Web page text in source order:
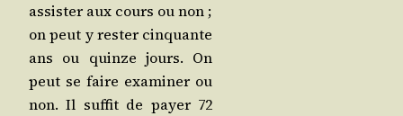
assis­ter aux cours ou non ;
on peut y res­ter cin­quante
ans ou quinze jours. On
peut se faire exa­mi­ner ou
non. Il suf­fit de payer 72